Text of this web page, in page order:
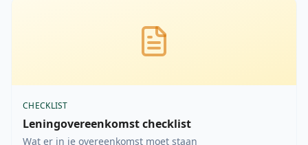
CHECKLIST
Leningovereenkomst checklist
Wat er in je overeenkomst moet staan